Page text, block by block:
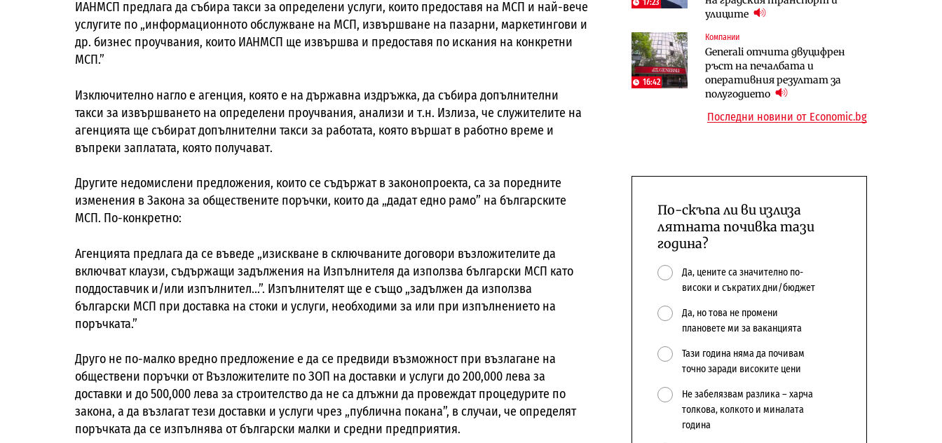
ИАНМСП предлага да събира такси за определени услуги, които предоставя на МСП и най-вече
услугите по „информационното обслужване на МСП, извършване на пазарни, маркетингови и
др. бизнес проучвания, които ИАНМСП ще извършва и предоставя по искания на конкретни
МСП.”
Изключително нагло е агенция, която е на държавна издръжка, да събира допълнителни
такси за извършването на определени проучвания, анализи и т.н. Излиза, че служителите на
агенцията ще събират допълнителни такси за работата, която вършат в работно време и
въпреки заплатата, която получават.
Другите недомислени предложения, които се съдържат в законопроекта, са за поредните
изменения в Закона за обществените поръчки, които да „дадат едно рамо” на българските
МСП. По-конкретно:
Агенцията предлага да се въведе „изискване в сключваните договори възложителите да
включват клаузи, съдържащи задължения на Изпълнителя да използва български МСП като
поддоставчик и/или изпълнител...”. Изпълнителят ще е също „задължен да използва
български МСП при доставка на стоки и услуги, необходими за или при изпълнението на
поръчката.”
Друго не по-малко вредно предложение е да се предвиди възможност при възлагане на
обществени поръчки от Възложителите по ЗОП на доставки и услуги до 200,000 лева за
доставки и до 500,000 лева за строителство да не са длъжни да провеждат процедурите по
закона, а да възлагат тези доставки и услуги чрез „публична покана”, в случаи, че определят
поръчката да се изпълнява от български малки и средни предприятия.
улиците
16:42
Компании
Generali отчита двуцифрен
ръст на печалбата и
оперативния резултат за
полугодието
сушата продължи
Digi&AI
Трафикът толкова е намалял,
че големи медии обмислят да се
откажат напълно от Google
Компании
„Ендуросат“ ще строи огромен
космически и отбранителен
център в Доброславци
Последни новини от Economic.bg
По-скъпа ли ви излиза
лятната почивка тази
година?
Да, цените са значително по-
високи и съкратих дни/бюджет
Да, но това не промени
плановете ми за ваканцията
Тази година няма да почивам
точно заради високите цени
Не забелязвам разлика – харча
толкова, колкото и миналата
година